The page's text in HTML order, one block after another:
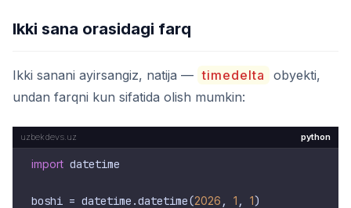
Ikki sana orasidagi farq
Ikki sanani ayirsangiz, natija — timedelta
obyekti,
undan farqni kun sifatida olish mumkin:
python
import datetime
boshi = datetime.datetime(2026 , 1 , 1)